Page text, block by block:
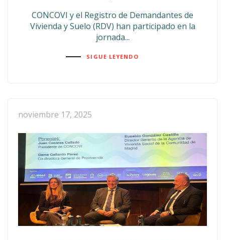
CONCOVI y el Registro de Demandantes de
Vivienda y Suelo (RDV) han participado en la
jornada...
SIGUE LEYENDO
noviembre 17, 2025